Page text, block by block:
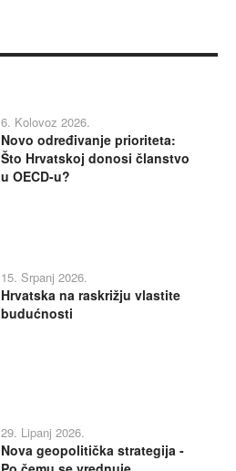
6. Kolovoz 2026.
Novo određivanje prioriteta:
Što Hrvatskoj donosi članstvo
u OECD-u?
15. Srpanj 2026.
Hrvatska na raskrižju vlastite
budućnosti
29. Lipanj 2026.
Nova geopolitička strategija -